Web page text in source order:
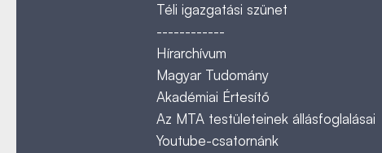
Téli igazgatási szünet
------------
Hírarchívum
Magyar Tudomány
Akadémiai Értesítő
Az MTA testületeinek állásfoglalásai
Youtube-csatornánk